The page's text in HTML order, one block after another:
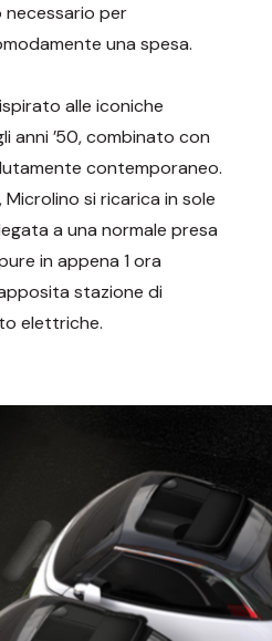
per
una spesa.
alle iconiche
anni ’50, combinato con
contemporaneo.
si ricarica in sole
a una normale presa
in appena 1 ora
stazione di
elettriche.